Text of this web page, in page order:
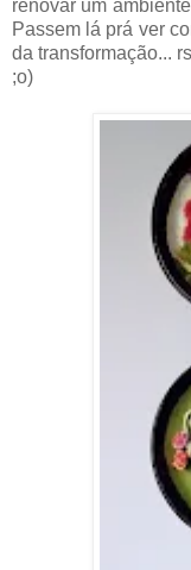
renovar um
Passem lá prá ver
da transformação...
;o)